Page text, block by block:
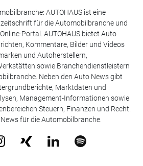
AUTOHAUS ist eine
für die Automobilbranche und
Portal. AUTOHAUS bietet Auto
Kommentare, Bilder und Videos
und Autoherstellern,
sowie Branchendienstleistern
Neben den Auto News gibt
Marktdaten und
Management-Informationen sowie
Steuern, Finanzen und Recht.
für die Automobilbranche.